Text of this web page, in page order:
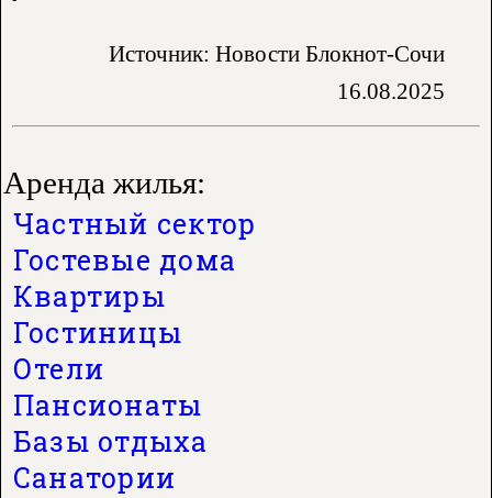
Аренда жилья:
Частный сектор
Гостевые дома
Квартиры
Гостиницы
Отели
Пансионаты
Базы отдыха
Санатории
Источник: Новости Блокнот-Сочи
16.08.2025